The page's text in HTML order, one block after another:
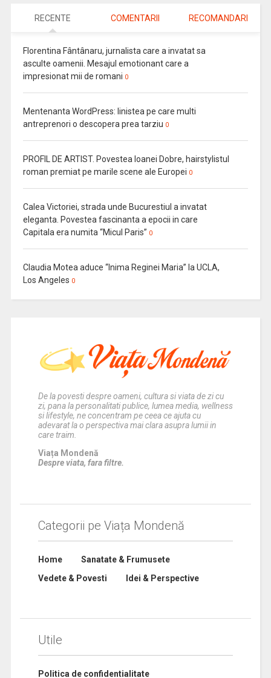
RECENTE COMENTARII RECOMANDARI
Florentina Fântânaru, jurnalista care a invatat sa
asculte oamenii. Mesajul emotionant care a
impresionat mii de romani 0
Mentenanta WordPress: linistea pe care multi
antreprenori o descopera prea tarziu 0
PROFIL DE ARTIST. Povestea Ioanei Dobre, hairstylistul
roman premiat pe marile scene ale Europei 0
Calea Victoriei, strada unde Bucurestiul a invatat
eleganta. Povestea fascinanta a epocii in care
Capitala era numita “Micul Paris” 0
Claudia Motea aduce “Inima Reginei Maria” la UCLA,
Los Angeles 0
De la povesti despre oameni, cultura si viata de zi cu
zi, pana la personalitati publice, lumea media, wellness
si lifestyle, ne concentram pe ceea ce ajuta cu
adevarat la o perspectiva mai clara asupra lumii in
care traim.
Viața Mondenă
Despre viata, fara filtre.
Categorii pe Viața Mondenă
Home
Sanatate & Frumusete
Vedete & Povesti
Idei & Perspective
Utile
Politica de confidentialitate